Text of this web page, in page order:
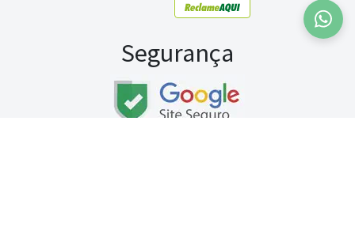
Segurança